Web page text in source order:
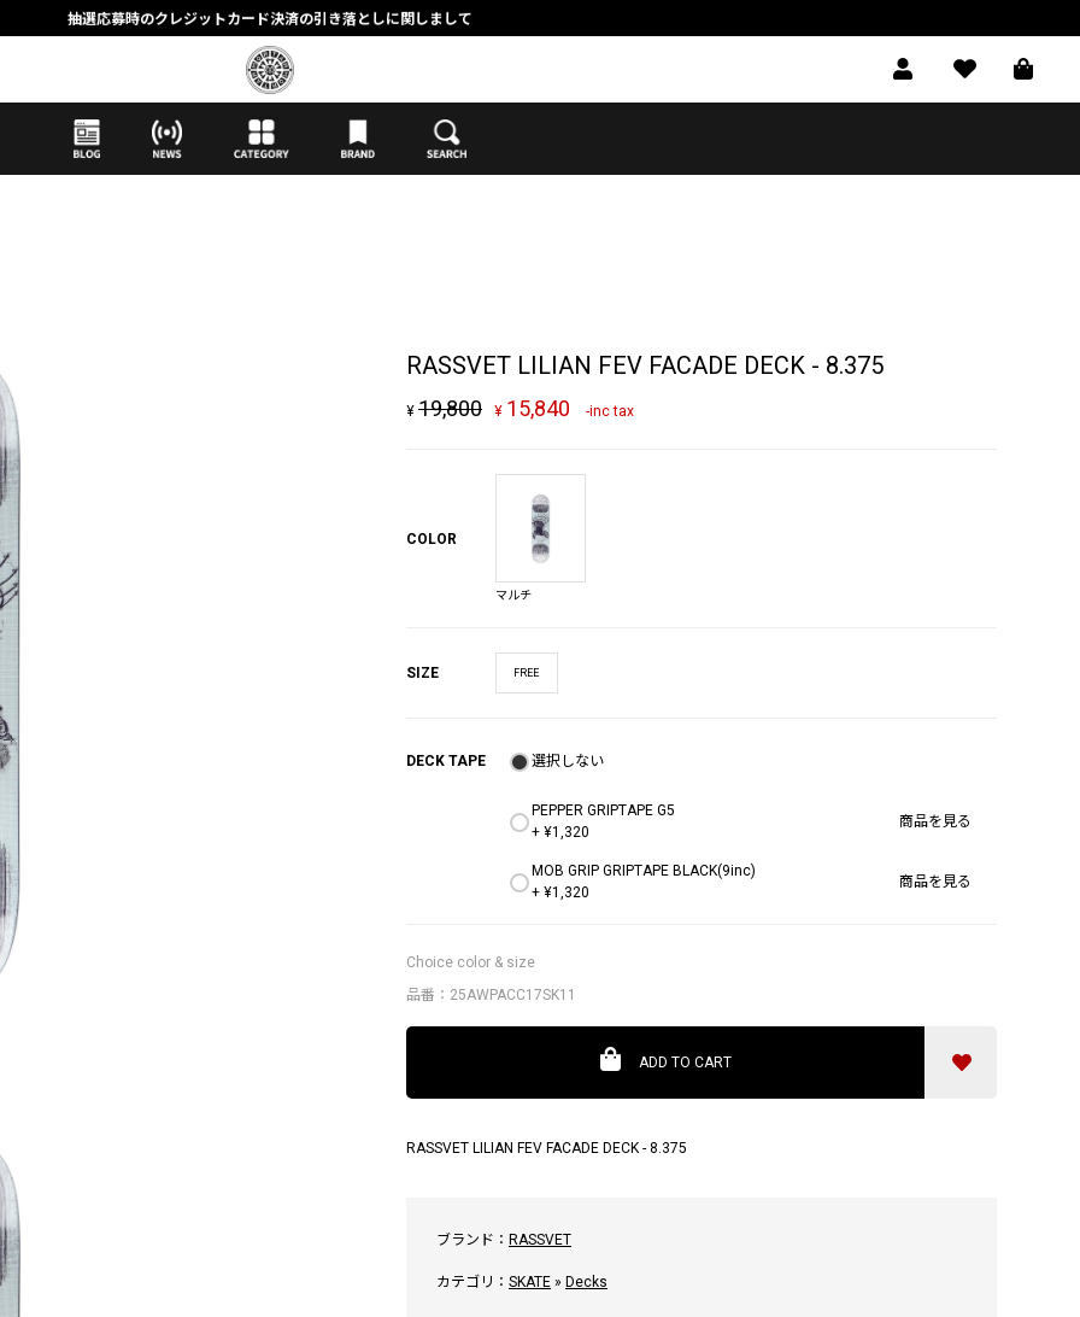
抽選応募時のクレジットカード決済の引き落としに関しまして
【応募前に必ずお読みください】抽選応募に関する注意事項
MORTAR ONLINE STOREの会員に関しまして
RASSVET LILIAN FEV FACADE DECK - 8.375
¥19,800 ¥ 15,840 -inc tax
COLOR
マルチ
SIZE FREE
DECK TAPE 選択しない
PEPPER GRIPTAPE G5
+ ¥1,320
商品を見る
MOB GRIP GRIPTAPE BLACK(9inc)
+ ¥1,320
商品を見る
Choice color & size
品番：25AWPACC17SK11
ADD TO CART
RASSVET LILIAN FEV FACADE DECK - 8.375
ブランド： RASSVET
カテゴリ：SKATE » Decks